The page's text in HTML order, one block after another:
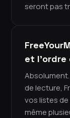
seront pas
et l'ordre
de lecture,
vos listes
même